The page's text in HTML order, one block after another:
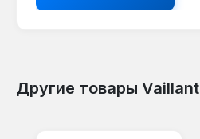
Другие товары Vaillant